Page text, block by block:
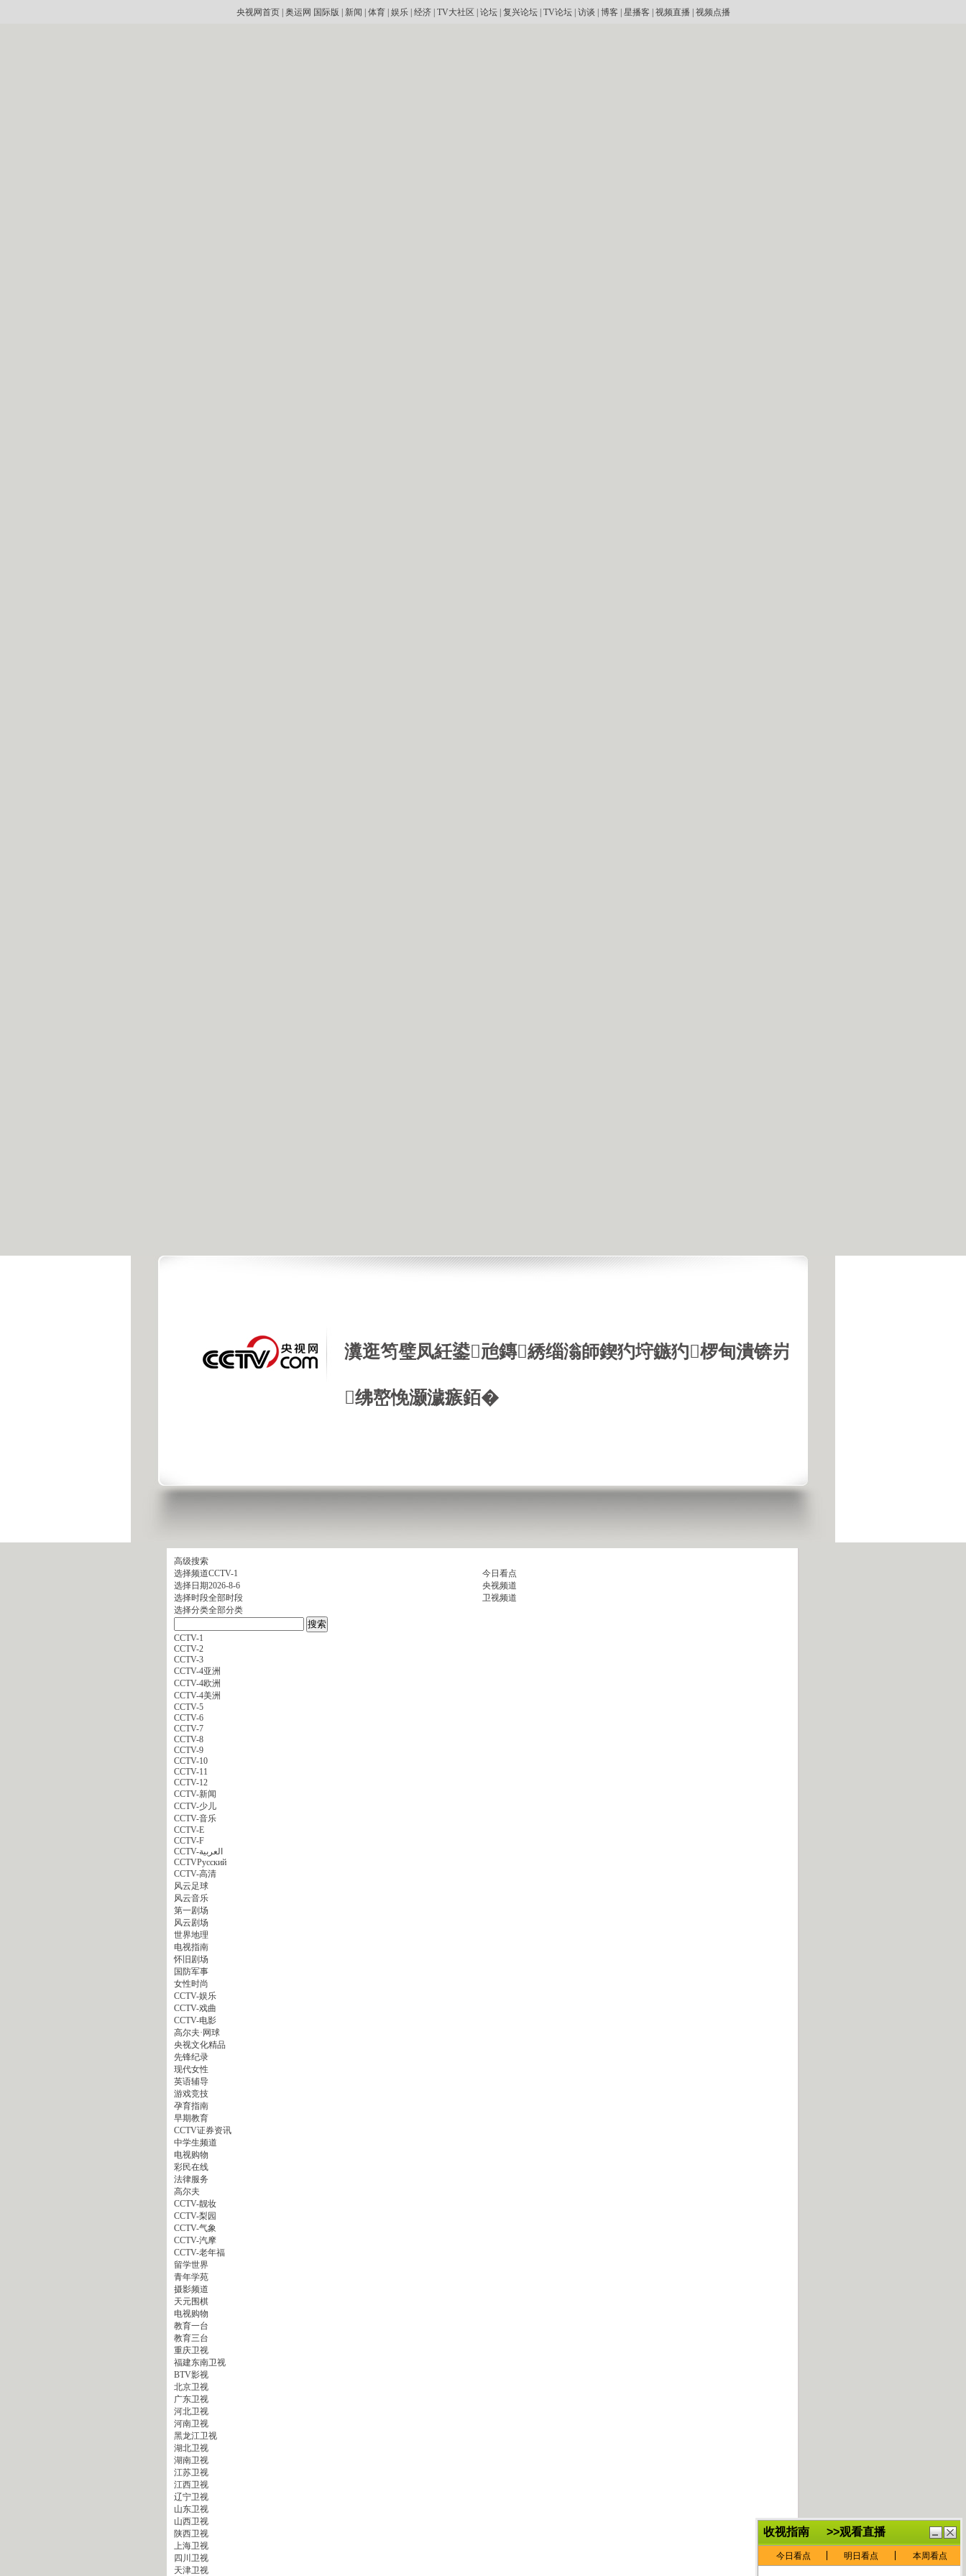
央视网首页| 奥运网 国际版 新闻 体育| 娱乐| 经济| TV大社区 论坛| 复兴论坛| TV论坛| 访谈 博客 星播客 视频直播| 视频点播
瀵逛笉璧凤紝鍙兘鏄綉缁滃師鍥犳垨鏃犳椤甸潰锛岃
绋嶅悗灏濊瘯銆�
高级搜索
选择频道CCTV-1
选择日期2026-8-6
选择时段全部时段
选择分类全部分类
CCTV-1
CCTV-2
CCTV-3
CCTV-4亚洲
CCTV-4欧洲
CCTV-4美洲
CCTV-5
CCTV-6
CCTV-7
CCTV-8
CCTV-9
CCTV-10
CCTV-11
CCTV-12
CCTV-新闻
CCTV-少儿
CCTV-音乐
CCTV-E
CCTV-F
CCTV-العربية
CCTVPусский
CCTV-高清
风云足球
风云音乐
第一剧场
风云剧场
世界地理
电视指南
怀旧剧场
国防军事
女性时尚
CCTV-娱乐
CCTV-戏曲
CCTV-电影
高尔夫·网球
央视文化精品
先锋纪录
现代女性
英语辅导
游戏竞技
孕育指南
早期教育
CCTV证券资讯
中学生频道
电视购物
彩民在线
法律服务
高尔夫
CCTV-靓妆
CCTV-梨园
CCTV-气象
CCTV-汽摩
CCTV-老年福
留学世界
青年学苑
摄影频道
天元围棋
电视购物
教育一台
教育三台
重庆卫视
福建东南卫视
BTV影视
北京卫视
广东卫视
河北卫视
河南卫视
黑龙江卫视
湖北卫视
湖南卫视
江苏卫视
江西卫视
辽宁卫视
山东卫视
山西卫视
陕西卫视
上海卫视
四川卫视
天津卫视
今日看点
央视频道
卫视频道
抽
鏈
€灏
忓
寲